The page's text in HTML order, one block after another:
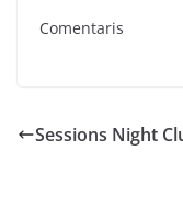
Comentaris
Sessions Night